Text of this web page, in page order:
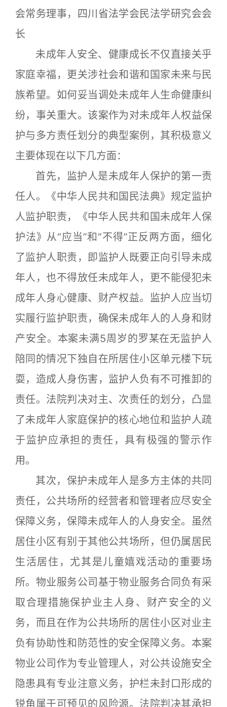
会常务理事，四川省法学会民法学研究会会
长
未成年人安全、健康成长不仅直接关乎
家庭幸福，更关涉社会和谐和国家未来与民
族希望。如何妥当调处未成年人生命健康纠
纷，事关重大。该案作为对未成年人权益保
护与多方责任划分的典型案例，其积极意义
主要体现在以下几方面：
首先，监护人是未成年人保护的第一责
任人。《中华人民共和国民法典》规定监护
人监护职责，《中华人民共和国未成年人保
护法》从“应当”和“不得”正反两方面，细化
了监护人职责，即监护人既要正向引导未成
年人，也不得放任未成年人，更不能侵犯未
成年人身心健康、财产权益。监护人应当切
实履行监护职责，确保未成年人的人身和财
产安全。本案未满5周岁的罗某在无监护人
陪同的情况下独自在所居住小区单元楼下玩
耍，造成人身伤害，监护人负有不可推卸的
责任。法院判决对主、次责任的划分，凸显
了未成年人家庭保护的核心地位和监护人疏
于监护应承担的责任，具有极强的警示作
用。
其次，保护未成年人是多方主体的共同
责任，公共场所的经营者和管理者应尽安全
保障义务，保障未成年人的人身安全。虽然
居住小区有别于其他公共场所，但仍属居民
生活居住，尤其是儿童嬉戏活动的重要场
所。物业服务公司基于物业服务合同负有采
取合理措施保护业主人身、财产安全的义
务，而且在作为公共场所的居住小区对业主
负有协助性和防范性的安全保障义务。本案
物业公司作为专业管理人，对公共设施安全
隐患具有专业注意义务，护栏未封口形成的
锐角属于可预见的风险源。法院判决其承担